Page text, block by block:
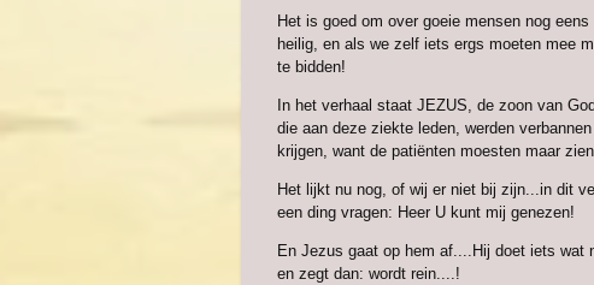
Het is goed om over goeie mensen nog
heilig, en als we zelf iets ergs moeten mee
te bidden!
In het verhaal staat JEZUS, de zoon van
die aan deze ziekte leden, werden
krijgen, want de patiënten moesten maar
Het lijkt nu nog, of wij er niet bij zijn...in dit
een ding vragen: Heer U kunt mij genezen!
En Jezus gaat op hem af....Hij doet iets wat
en zegt dan: wordt rein....!